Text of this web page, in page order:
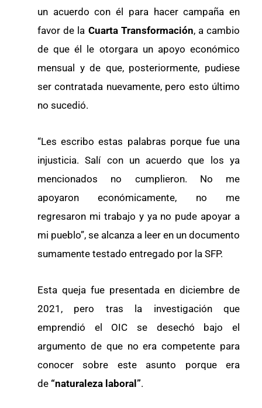
un acuerdo con él para hacer campaña en
favor de la Cuarta Transformación, a cambio
de que él le otorgara un apoyo económico
mensual y de que, posteriormente, pudiese
ser contratada nuevamente, pero esto último
no sucedió.
“Les escribo estas palabras porque fue una
injusticia. Salí con un acuerdo que los ya
mencionados no cumplieron. No me
apoyaron económicamente, no me
regresaron mi trabajo y ya no pude apoyar a
mi pueblo”, se alcanza a leer en un documento
sumamente testado entregado por la SFP.
Esta queja fue presentada en diciembre de
2021, pero tras la investigación que
emprendió el OIC se desechó bajo el
argumento de que no era competente para
conocer sobre este asunto porque era
de “naturaleza laboral”.